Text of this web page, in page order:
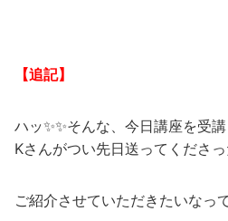
【追記】
ハッ✨✨そんな、今日講座を受
Kさんがつい先日送ってくださ
ご紹介させていただきたいなっ